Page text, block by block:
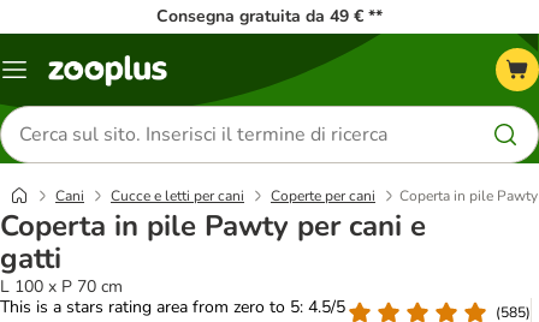
Consegna gratuita da 49 € **
Overview
Cerca
prodotti
Cani Cucce e letti per cani Coperte per cani Coperta in pile
Coperta in pile Pawty per cani e
gatti
L 100 x P 70 cm
This is a stars rating area from zero to 5: 4.5/5
(585)